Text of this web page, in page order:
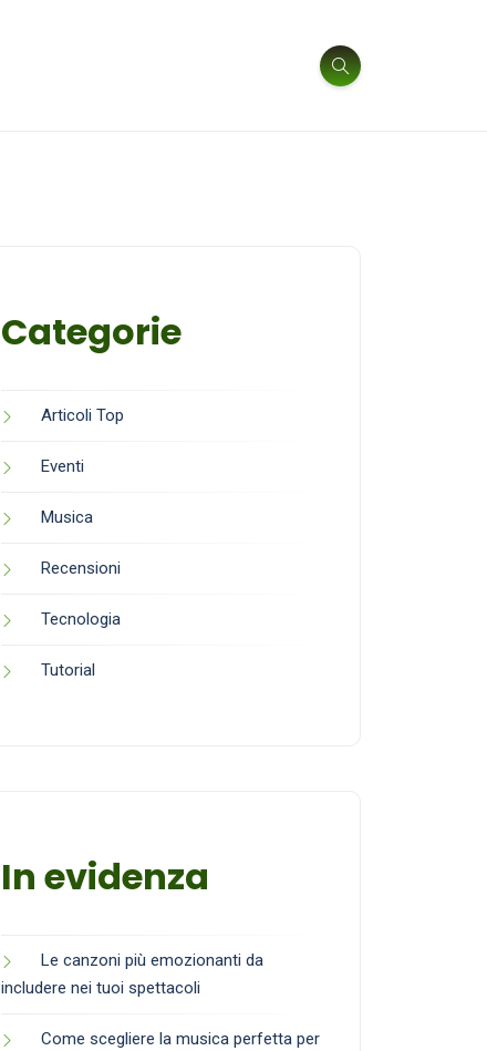
Categorie
Articoli Top
Eventi
Musica
Recensioni
Tecnologia
Tutorial
In evidenza
Le canzoni più emozionanti da
includere nei tuoi spettacoli
Come scegliere la musica perfetta per